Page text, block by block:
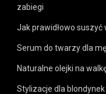
zabiegi
Jak prawidłowo
Serum do twarzy dla
Naturalne olejki na
Stylizacje dla